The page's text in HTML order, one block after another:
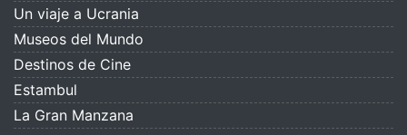
Un viaje a Ucrania
Museos del Mundo
Destinos de Cine
Estambul
La Gran Manzana